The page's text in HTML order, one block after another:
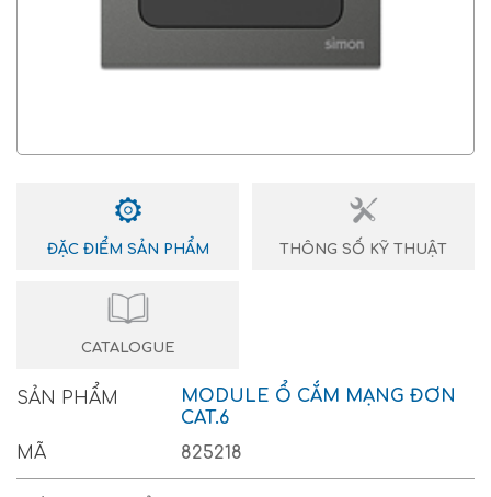
ĐẶC ĐIỂM SẢN PHẨM THÔNG SỐ KỸ THUẬT
CATALOGUE
SẢN PHẨM
MODULE Ổ CẮM MẠNG ĐƠN
CAT.6
MÃ
825218